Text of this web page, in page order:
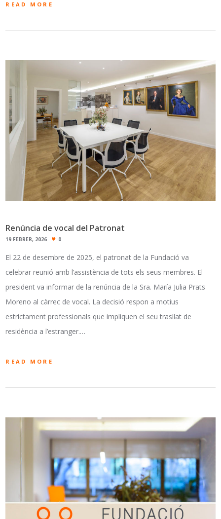
READ MORE
Renúncia de vocal del Patronat
19 FEBRER, 2026 0
El 22 de desembre de 2025, el patronat de la Fundació va
celebrar reunió amb l’assistència de tots els seus membres. El
president va informar de la renúncia de la Sra. María Julia Prats
Moreno al càrrec de vocal. La decisió respon a motius
estrictament professionals que impliquen el seu trasllat de
residència a l’estranger.…
READ MORE